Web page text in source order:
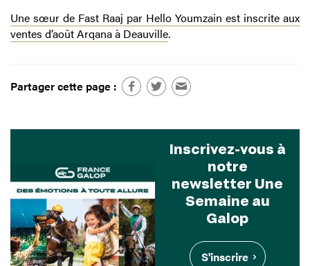
Une sœur de Fast Raaj par Hello Youmzain est inscrite aux
ventes d’août Arqana à Deauville.
Partager cette page :
Inscrivez-vous à
notre
newsletter Une
Semaine au
Galop
S'inscrire